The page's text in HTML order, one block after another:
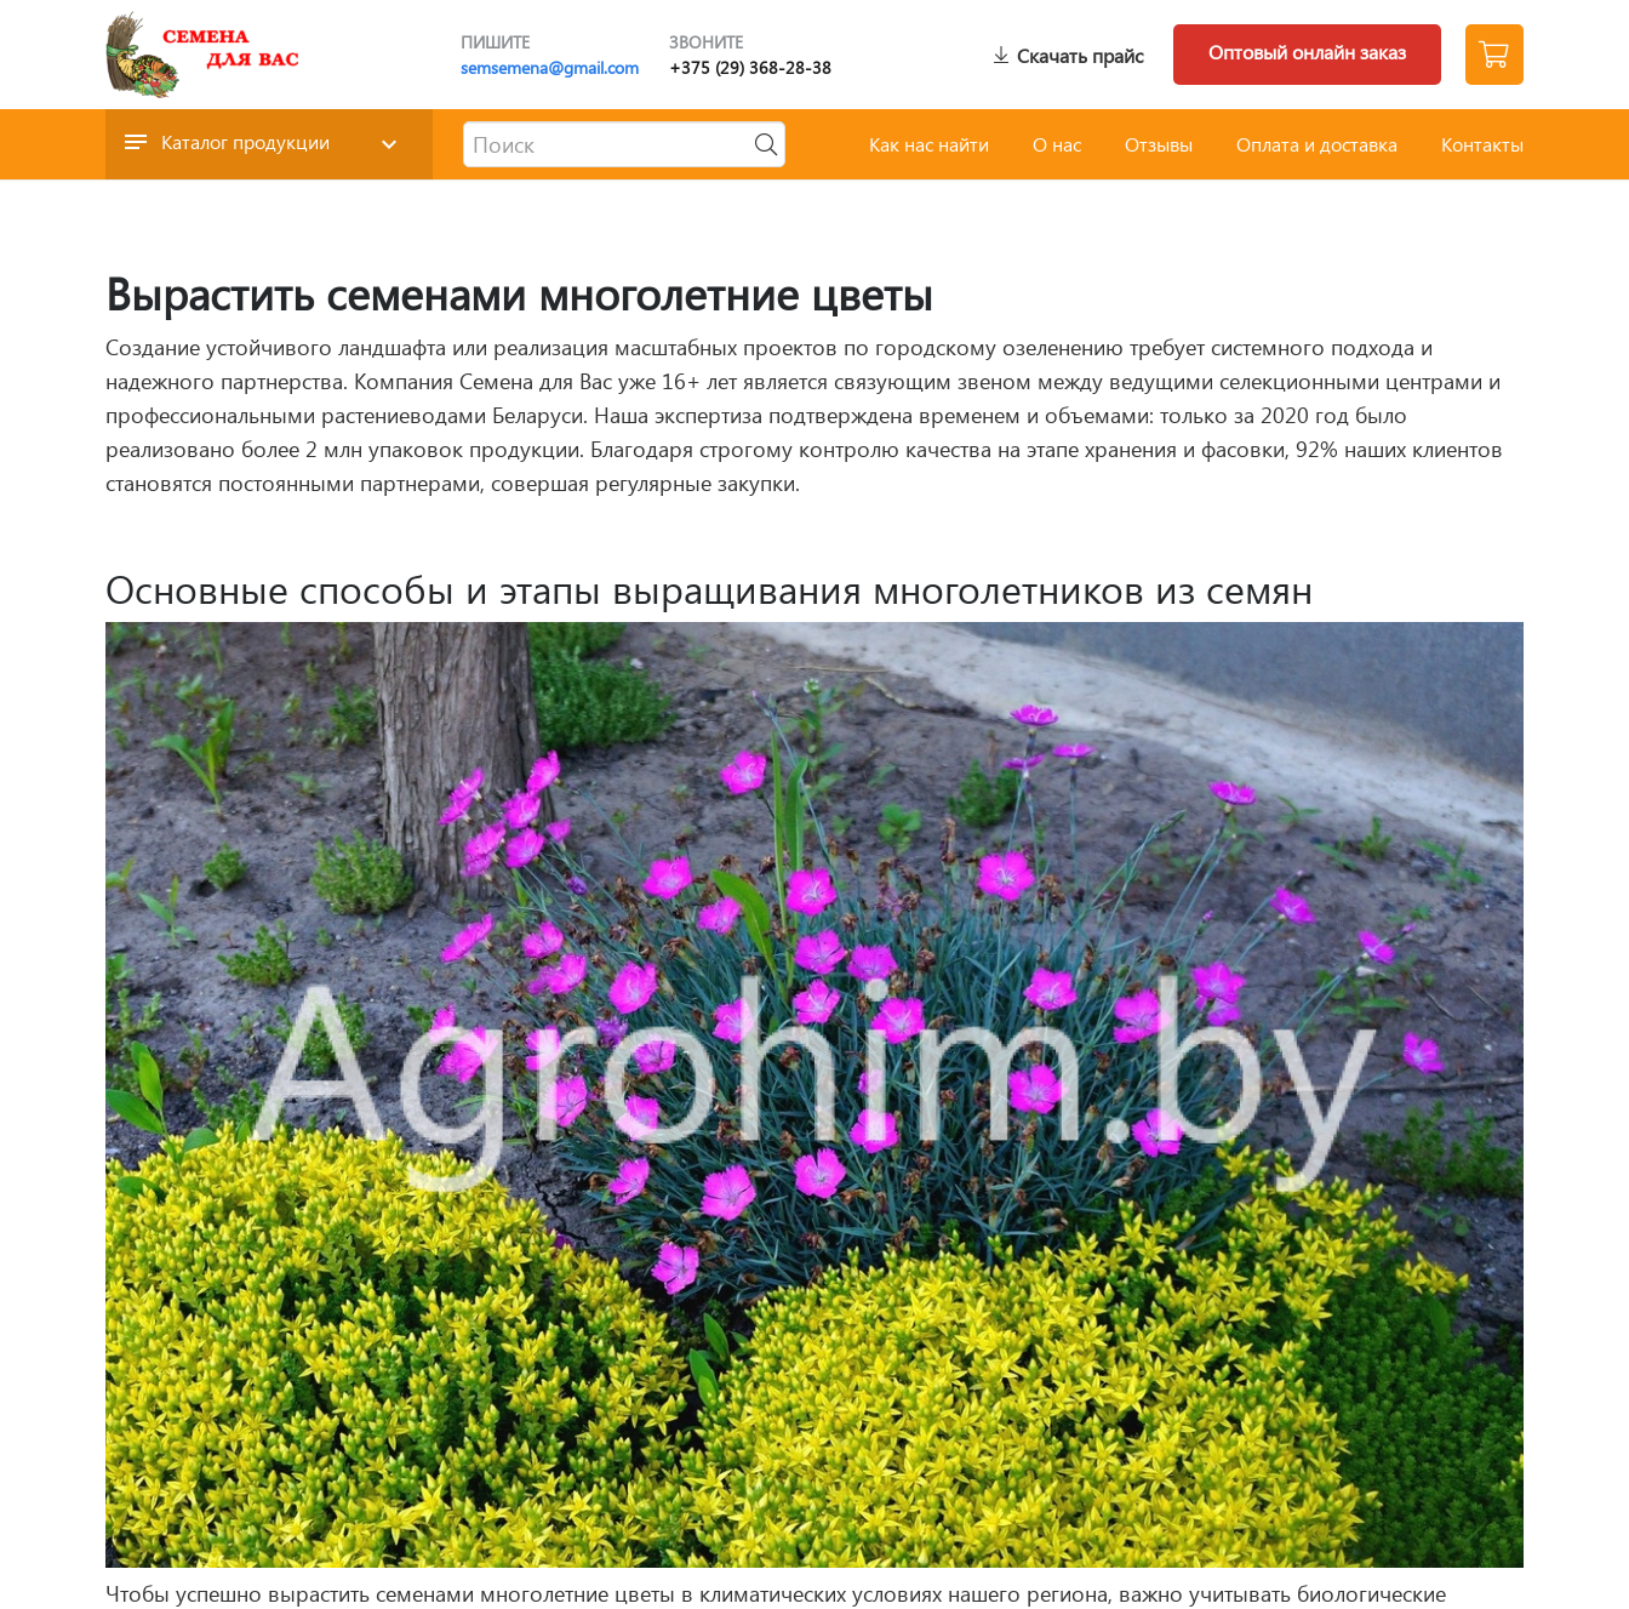
ПИШИТЕ
semsemena@gmail.com
ЗВОНИТЕ
+375 (29) 368-28-38
Скачать прайс Оптовый онлайн заказ
Каталог продукции Как нас найти О нас Отзывы Оплата и доставка Контакты
Вырастить семенами многолетние цветы
Создание устойчивого ландшафта или реализация масштабных проектов по городскому озеленению требует системного подхода и
надежного партнерства. Компания Семена для Вас уже 16+ лет является связующим звеном между ведущими селекционными центрами и
профессиональными растениеводами Беларуси. Наша экспертиза подтверждена временем и объемами: только за 2020 год было
реализовано более 2 млн упаковок продукции. Благодаря строгому контролю качества на этапе хранения и фасовки, 92% наших клиентов
становятся постоянными партнерами, совершая регулярные закупки.
Основные способы и этапы выращивания многолетников из семян
Чтобы успешно вырастить семенами многолетние цветы в климатических условиях нашего региона, важно учитывать биологические